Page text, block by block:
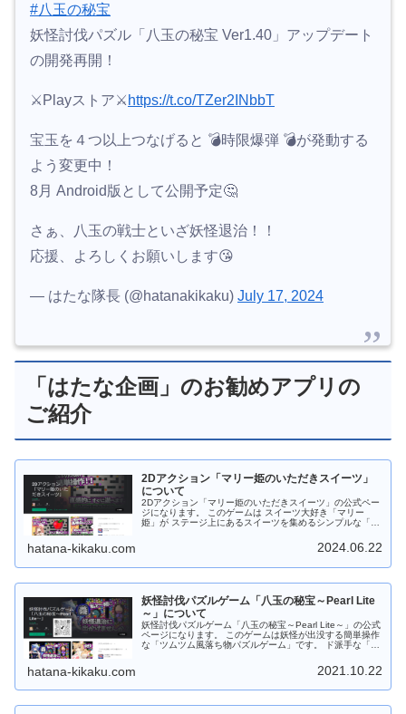
#八玉の秘宝
妖怪討伐パズル「八玉の秘宝 Ver1.40」アップデート
の開発再開！
⚔Playストア⚔ https://t.co/TZer2INbbT
宝玉を４つ以上つなげると 💣時限爆弾 💣が発動する
よう変更中！
8月 Android版として公開予定🤔
さぁ、八玉の戦士といざ妖怪退治！！
応援、よろしくお願いします😘
— はたな隊長 (@hatanakikaku) July 17, 2024
「はたな企画」のお勧めアプリの
ご紹介
2Dアクション「マリー姫のいただきスイーツ」
について
2Dアクション「マリー姫のいただきスイーツ」の公式ペー
ジになります。 このゲームは スイーツ大好き「マリー
姫」が ステージ上にあるスイーツを集めるシンプルな「２
出没してます。捕まらないよう逃げながら、スイーツをす
べて集めよう！ Android版は 「Google Play ストア」から
hatana-kikaku.com 2024.06.22
妖怪討伐パズルゲーム「八玉の秘宝～Pearl Lite
～」について
妖怪討伐パズルゲーム「八玉の秘宝～Pearl Lite～」の公式
ページになります。 このゲームは妖怪が出没する簡単操作
な「ツムツム風落ち物パズルゲーム」です。 ド派手な「宝
にサックと遊べますので 是非是非、お試しください。 ゲ
ーム中は８種類の宝玉（パール）が落ちてきますので同じ
することで手動で爆発させることもできます。 さらに時限
hatana-kikaku.com 2021.10.22